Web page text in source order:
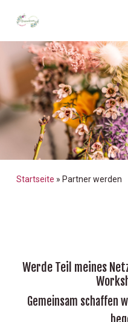
content
Startseite » Partner werden
Werde Teil meines
Gemeinsam schaffen